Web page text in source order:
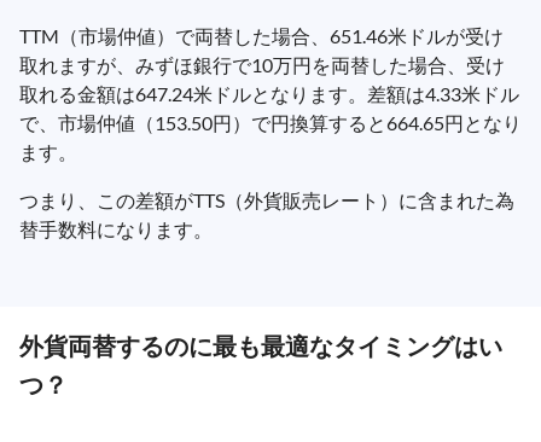
TTM（市場仲値）で両替した場合、651.46米ドルが受け
取れますが、みずほ銀行で10万円を両替した場合、受け
取れる金額は647.24米ドルとなります。差額は4.33米ドル
で、市場仲値（153.50円）で円換算すると664.65円となり
ます。
つまり、この差額がTTS（外貨販売レート）に含まれた為
替手数料になります。
外貨両替するのに最も最適なタイミングはい
つ？